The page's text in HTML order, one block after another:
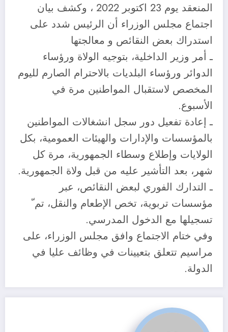
المنعقد يوم 23 اكتوبر 2022 ، وكشف بيان
اجتماع مجلس الوزراء أن الرئيس شدد على
استدراك بعض النقائص و معالجتها
ـ أمر وزير الداخلية، بتوجيه الولاة ورؤساء
الدوائر ورؤساء البلديات بالاحترام الصارم لليوم
المخصص لاستقبال المواطنين مرة في
الأسبوع.
ـ إعادة تفعيل دور سجل انشغالات المواطنين
بالمؤسسات والإدارات والهيئات العمومية، بكل
الولايات وإطلاع وسطاء الجمهورية، مرة كل
شهر، بعد التأشير عليه من قبل ولاة الجمهورية.
ـ التدارك الفوري لبعض النقائص، عبر
مؤسسات تربوية، تخص الإطعام والنقل، تم ّ
تسجيلها مع الدخول المدرسي.
وفي ختام الاجتماع وافق مجلس الوزراء، على
مراسيم تتعلق بتعيينات في وظائف عليا في
الدولة.